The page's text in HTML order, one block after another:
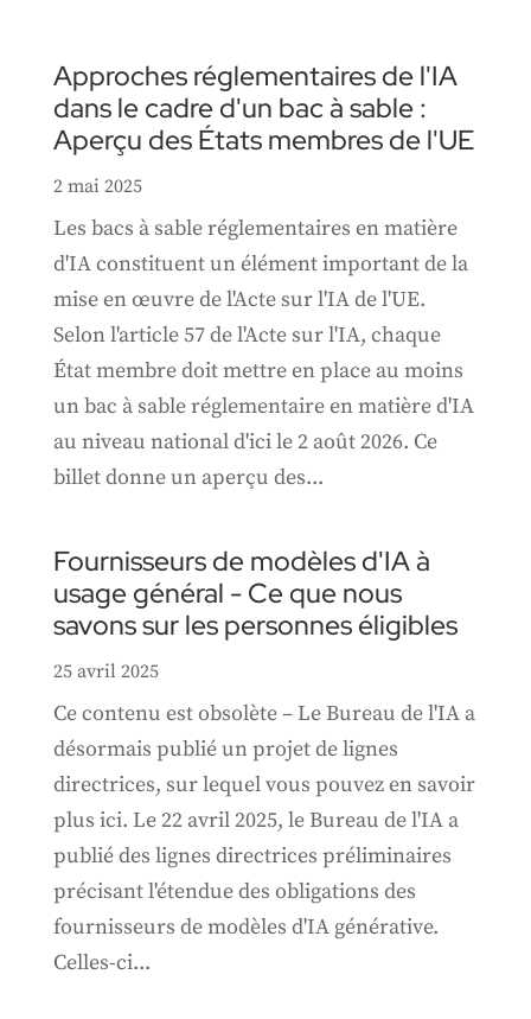
Approches réglementaires de l'IA
dans le cadre d'un bac à sable :
Aperçu des États membres de l'UE
2 mai 2025
Les bacs à sable réglementaires en matière
d'IA constituent un élément important de la
mise en œuvre de l'Acte sur l'IA de l'UE.
Selon l'article 57 de l'Acte sur l'IA, chaque
État membre doit mettre en place au moins
un bac à sable réglementaire en matière d'IA
au niveau national d'ici le 2 août 2026. Ce
billet donne un aperçu des...
Fournisseurs de modèles d'IA à
usage général - Ce que nous
savons sur les personnes éligibles
25 avril 2025
Ce contenu est obsolète – Le Bureau de l'IA a
désormais publié un projet de lignes
directrices, sur lequel vous pouvez en savoir
plus ici. Le 22 avril 2025, le Bureau de l'IA a
publié des lignes directrices préliminaires
précisant l'étendue des obligations des
fournisseurs de modèles d'IA générative.
Celles-ci...